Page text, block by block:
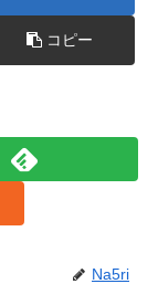
コピー
Na5ri